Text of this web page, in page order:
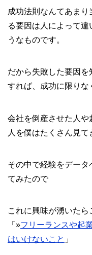
成功法則なんてあま
る要因は人によって
うなものです。
だから失敗した要因
すれば、成功に限りな
会社を倒産させた人や
人を僕はたくさん見て
その中で経験をデー
てみたので
これに興味が湧いたら
「»フリーランスや起
はいけないこと 」